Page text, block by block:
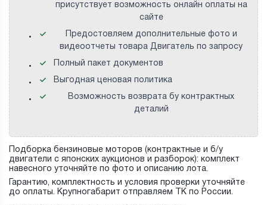
присутствует возможность онлайн оплаты на
сайте
Предостовляем дополнительные фото и
видеоотчеты товара Двигатель по запросу
Полный пакет документов
Выгодная ценовая политика
Возможность возврата бу контрактных
деталий
Подборка бензиновые моторов (контрактные и б/у
двигатели с японских аукционов и разборок): комплект
навесного уточняйте по фото и описанию лота.
Гарантию, комплектность и условия проверки уточняйте
до оплаты. Крупногабарит отправляем ТК по России.